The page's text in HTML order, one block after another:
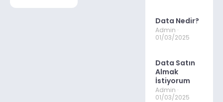
Data Nedir?
Admin
01/03/2025
Data Satın
Almak
İstiyorum
Admin
01/03/2025